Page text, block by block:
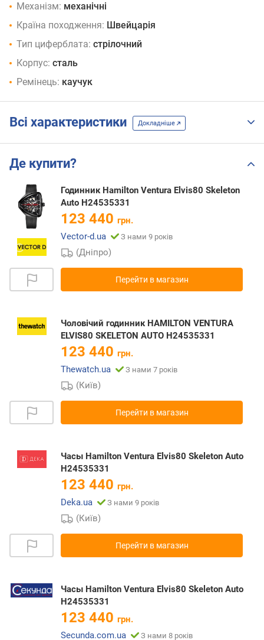
Механізм: механічні
Країна походження: Швейцарія
Тип циферблата: стрілочний
Корпус: сталь
Ремінець: каучук
Всі характеристики Докладніше
Де купити?
Годинник Hamilton Ventura Elvis80 Skeleton
Auto H24535331
123 440 грн.
Vector-d.ua
З нами 9 років
(Дніпро)
Перейти в магазин
Чоловічий годинник HAMILTON VENTURA
ELVIS80 SKELETON AUTO H24535331
123 440 грн.
Thewatch.ua
З нами 7 років
(Київ)
Перейти в магазин
Часы Hamilton Ventura Elvis80 Skeleton Auto
H24535331
123 440 грн.
Deka.ua
З нами 9 років
(Київ)
Перейти в магазин
Часы Hamilton Ventura Elvis80 Skeleton Auto
H24535331
123 440 грн.
Secunda.com.ua
З нами 8 років